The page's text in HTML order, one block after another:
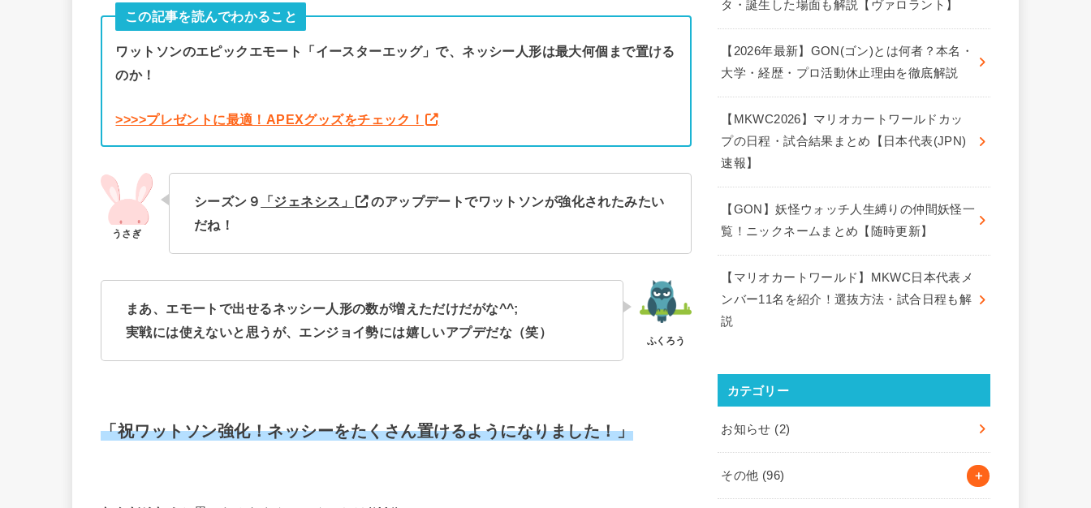
この記事を読んでわかること
ワットソンのエピックエモート「イースターエッグ」で、ネッシー人形は最大何個まで置ける
のか！
>>>>プレゼントに最適！APEXグッズをチェック！
シーズン９ 「ジェネシス」
のアップデートでワットソンが強化されたみたい
だね！
まあ、エモートで出せるネッシー人形の数が増えただけだがな^^;
実戦には使えないと思うが、エンジョイ勢には嬉しいアプデだな（笑）
「祝ワットソン強化！ネッシーをたくさん置けるようになりました！」
タ・誕生した場面も解説【ヴァロラント】
【2026年最新】GON(ゴン)とは何者？本名・
大学・経歴・プロ活動休止理由を徹底解説
【MKWC2026】マリオカートワールドカッ
プの日程・試合結果まとめ【日本代表(JPN)
速報】
【GON】妖怪ウォッチ人生縛りの仲間妖怪一
覧！ニックネームまとめ【随時更新】
【マリオカートワールド】MKWC日本代表メ
ンバー11名を紹介！選抜方法・試合日程も解
説
カテゴリー
お知らせ (2)
その他 (96)